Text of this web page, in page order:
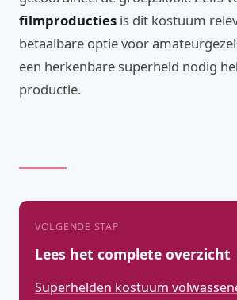
filmproducties is dit kostuum
betaalbare optie voor
een herkenbare superheld nodig
productie.
VOLGENDE STAP
Lees het complete overzicht
Superhelden kostuum